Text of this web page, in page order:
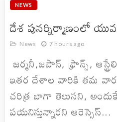
NEWS
దేశ పునర్నిర్మాణంలో
News 7 hours ago
జర్మనీ,జపాన్, ఫ్రాన్స్,
ఇతర దేశాల వారికి తమ
చరిత్ర బాగా తెలుసని,
పయనిస్తున్నారని ఆరెస్సెస్...